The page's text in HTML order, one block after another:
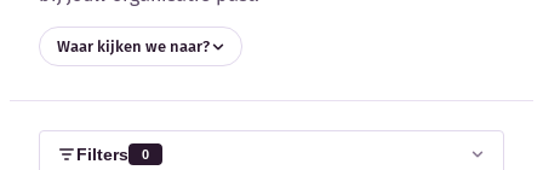
Blog
Externe bronnen
Waar kijken we naar?
Filters 0